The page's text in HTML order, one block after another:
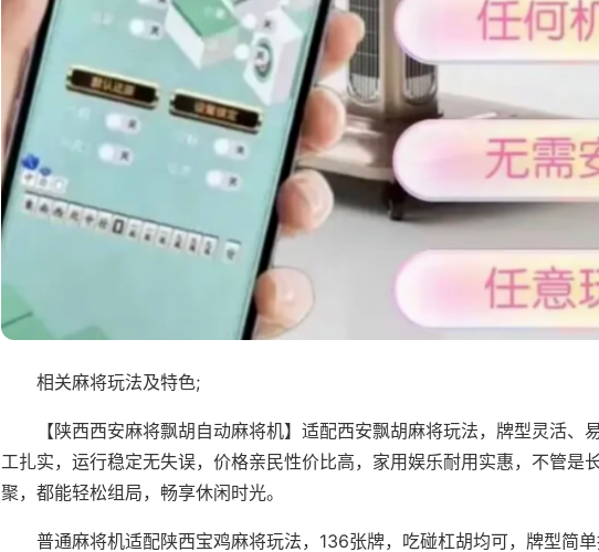
相关麻将玩法及特色;
【陕西西安麻将飘胡自动麻将机】适配西安飘胡麻将玩法，牌型灵活、
工扎实，运行稳定无失误，价格亲民性价比高，家用娱乐耐用实惠，不管是
聚，都能轻松组局，畅享休闲时光。
普通麻将机适配陕西宝鸡麻将玩法，136张牌，吃碰杠胡均可，牌型简